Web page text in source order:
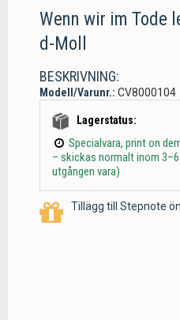
Wenn wir im Tode
d-Moll
BESKRIVNING:
Modell/Varunr.: CV8000104
Lagerstatus:
Specialvara, print on
– skickas normalt inom
utgången vara)
Tillägg till Stepnote